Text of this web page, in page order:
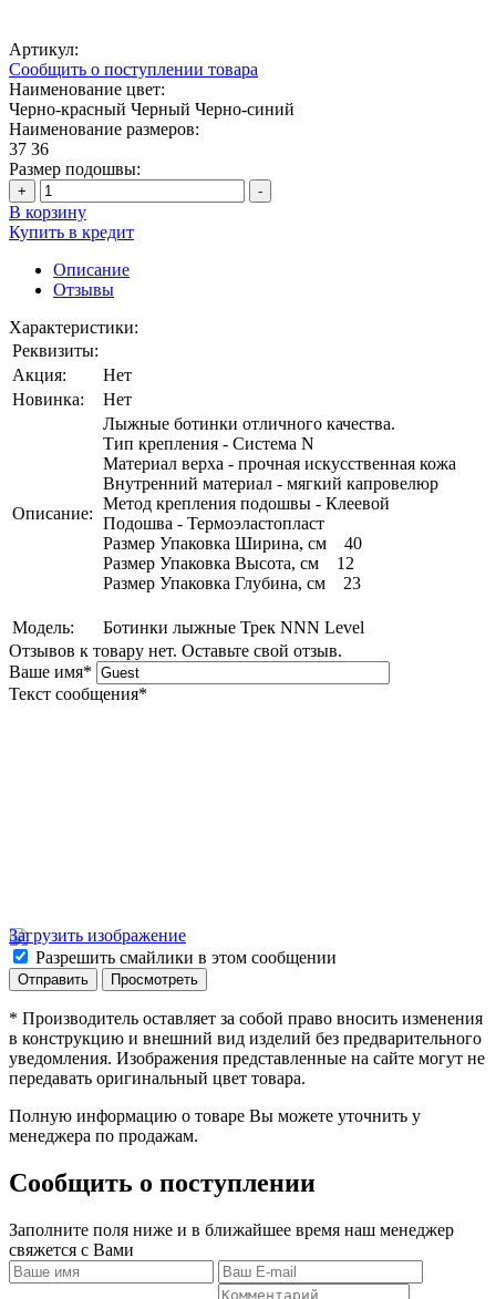
Артикул:
Сообщить о поступлении товара
Наименование цвет:
Черно-красный Черный Черно-синий
Наименование размеров:
37 36
Размер подошвы:
+ -
В корзину
Купить в кредит
Описание
Отзывы
Характеристики:
Реквизиты:
Акция:
Нет
Новинка:
Нет
Описание:
Лыжные ботинки отличного качества.
Тип крепления - Система N
Материал верха - прочная искусственная кожа
Внутренний материал - мягкий капровелюр
Метод крепления подошвы - Клеевой
Подошва - Термоэластопласт
Размер Упаковка Ширина, см 40
Размер Упаковка Высота, см 12
Размер Упаковка Глубина, см 23
Модель:
Ботинки лыжные Трек NNN Level
Отзывов к товару нет. Оставьте свой отзыв.
Ваше имя*
Текст сообщения*
Загрузить изображение
Разрешить смайлики в этом сообщении
* Производитель оставляет за собой право вносить изменения
в конструкцию и внешний вид изделий без предварительного
уведомления. Изображения представленные на сайте могут не
передавать оригинальный цвет товара.
Полную информацию о товаре Вы можете уточнить у
менеджера по продажам.
Сообщить о поступлении
Заполните поля ниже и в ближайшее время наш менеджер
свяжется с Вами